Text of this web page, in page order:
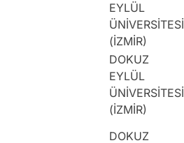
EYLÜL
ÜNİVERSİTESİ
(İZMİR)
DOKUZ
EYLÜL
ÜNİVERSİTESİ
(İZMİR)
DOKUZ